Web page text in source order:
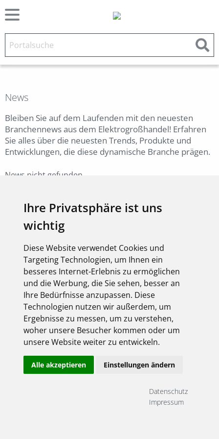
Ihre Privatsphäre ist uns
wichtig
Diese Website verwendet Cookies und
Targeting Technologien, um Ihnen ein
besseres Internet-Erlebnis zu ermöglichen
und die Werbung, die Sie sehen, besser an
Ihre Bedürfnisse anzupassen. Diese
Technologien nutzen wir außerdem, um
Ergebnisse zu messen, um zu verstehen,
woher unsere Besucher kommen oder um
unsere Website weiter zu entwickeln.
Alle akzeptieren Einstellungen ändern
Datenschutz
Impressum
News
Bleiben Sie auf dem Laufenden mit den neuesten
Branchennews aus dem Elektrogroßhandel! Erfahren
Sie alles über die neuesten Trends, Produkte und
Entwicklungen, die diese dynamische Branche prägen.
News nicht gefunden.
Derzeit liegen keine Termine vor!
Anmeldung
hier gehts rein ...